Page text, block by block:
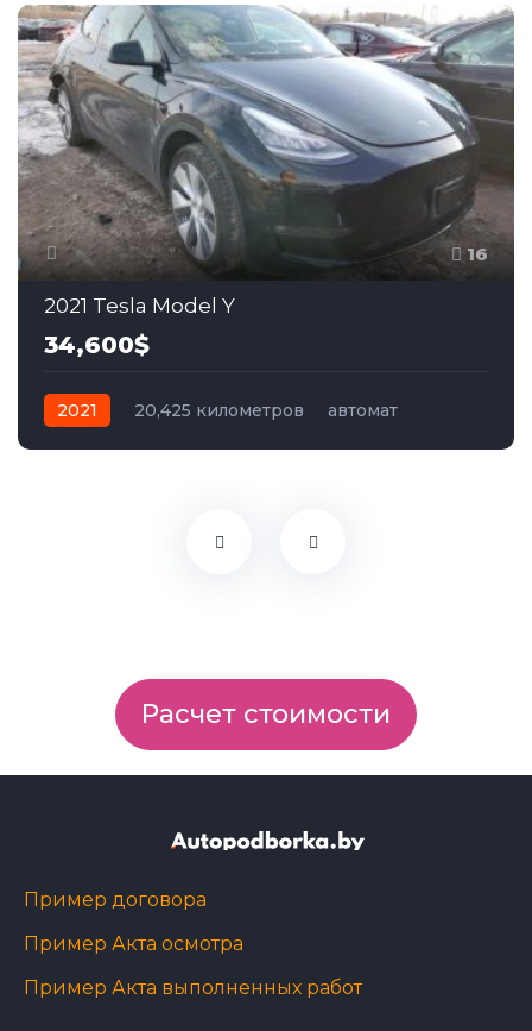
16
2021 Tesla Model Y
34,600$
2021 20,425 километров
автомат
Расчет стоимости
Пример договора
Пример Акта осмотра
Пример Акта выполненных работ